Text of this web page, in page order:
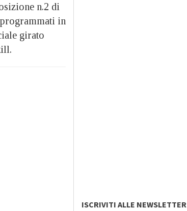
n.2 di
in
girato
ISCRIVITI ALLE NEWSLETTER